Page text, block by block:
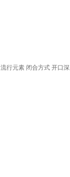
流行元素 闭合方式 开口